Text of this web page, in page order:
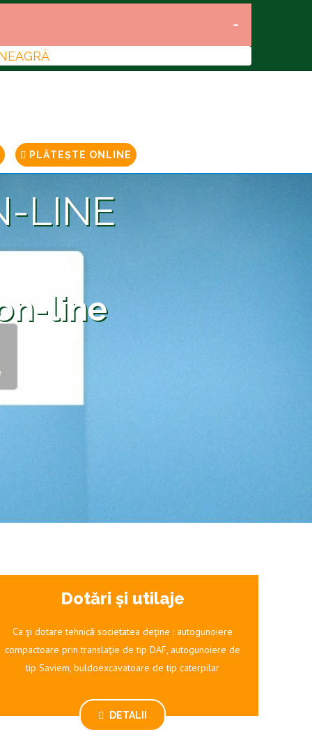
PLĂTEȘTE ONLINE
LINE
line
Dotări și utilaje
Ca şi dotare tehnică societatea deţine : autogunoiere
compactoare prin translaţie de tip DAF, autogunoiere de
tip Saviem, buldoexcavatoare de tip caterpilar
DETALII